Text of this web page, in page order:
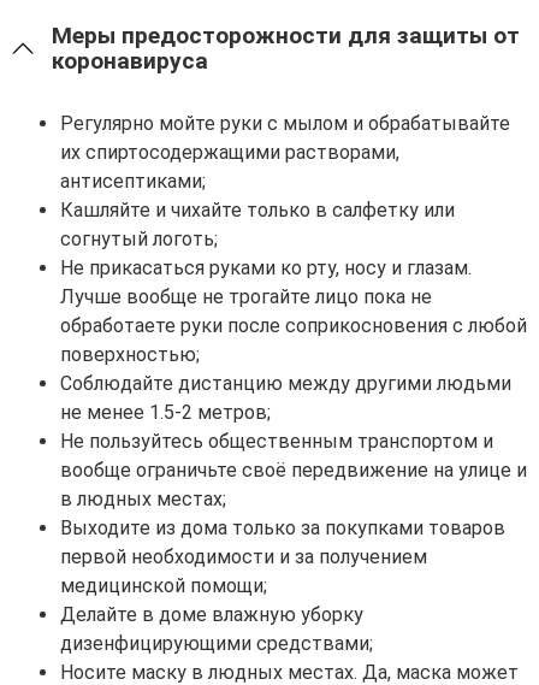
Меры предосторожности для защиты от
коронавируса
Регулярно мойте руки с мылом и обрабатывайте
их спиртосодержащими растворами,
антисептиками;
Кашляйте и чихайте только в салфетку или
согнутый логоть;
Не прикасаться руками ко рту, носу и глазам.
Лучше вообще не трогайте лицо пока не
обработаете руки после соприкосновения с любой
поверхностью;
Соблюдайте дистанцию между другими людьми
не менее 1.5-2 метров;
Не пользуйтесь общественным транспортом и
вообще ограничьте своё передвижение на улице и
в людных местах;
Выходите из дома только за покупками товаров
первой необходимости и за получением
медицинской помощи;
Делайте в доме влажную уборку
дизенфицирующими средствами;
Носите маску в людных местах. Да, маска может